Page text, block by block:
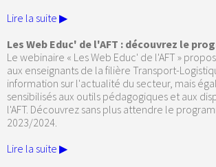
Lire la suite ▶
Les Web Educ' de l'AFT : découvrez le
Le webinaire « Les Web Educ' de l'AFT »
aux enseignants de la filière Transport-
information sur l'actualité du secteur, mais
sensibilisés aux outils pédagogiques et aux
l'AFT. Découvrez sans plus attendre le
2023/2024.
Lire la suite ▶